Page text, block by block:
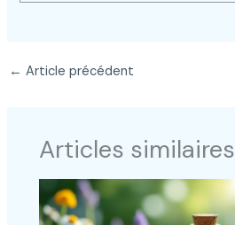
← Article précédent
Articles similaires